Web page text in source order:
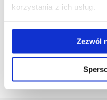
korzystania z ich usług.
Zezwól
Sylwetka absolwenta
zobacz więcej